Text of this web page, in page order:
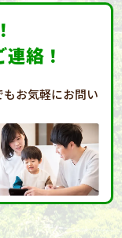
絡！
もお気軽にお問い